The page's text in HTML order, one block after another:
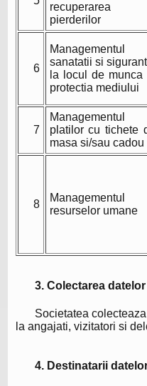
recuperarea
pierderilor
6
Managementul
sanatatii si
la locul de munca
protectia mediului
7
Managementul
platilor cu tichete
masa si/sau cadou
8
Managementul
resurselor umane
3. Colectarea
Societatea
la angajati, vizitatori si
4. Destinatarii